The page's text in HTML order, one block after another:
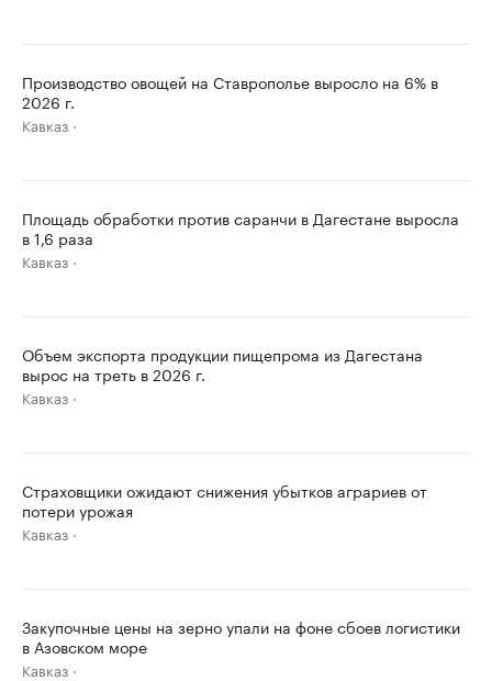
Производство овощей на Ставрополье выросло на 6% в
2026 г.
Кавказ
Площадь обработки против саранчи в Дагестане выросла
в 1,6 раза
Кавказ
Объем экспорта продукции пищепрома из Дагестана
вырос на треть в 2026 г.
Кавказ
Страховщики ожидают снижения убытков аграриев от
потери урожая
Кавказ
Закупочные цены на зерно упали на фоне сбоев логистики
в Азовском море
Кавказ